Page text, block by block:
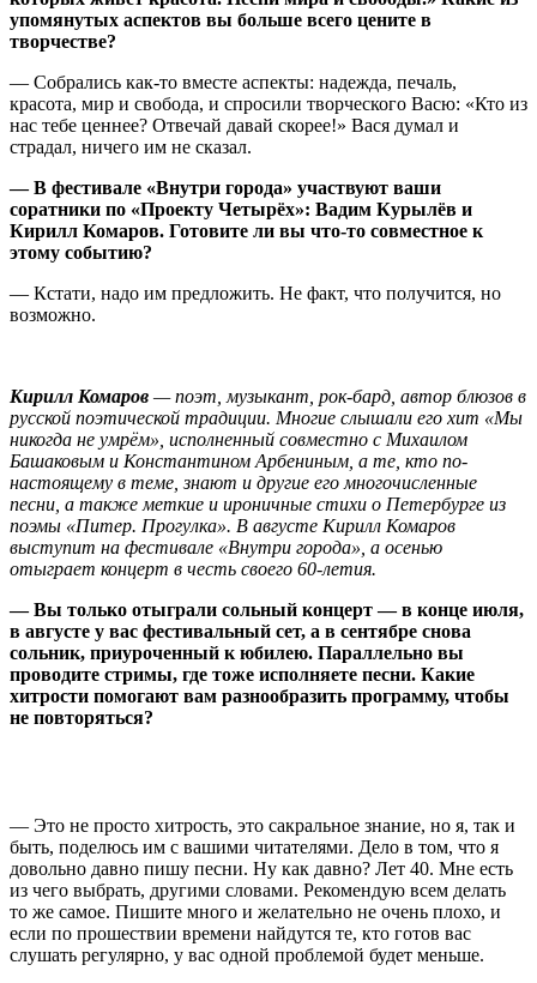
упомянутых аспектов вы больше всего цените в
творчестве?
— Собрались как-то вместе аспекты: надежда, печаль,
красота, мир и свобода, и спросили творческого Васю: «Кто из
нас тебе ценнее? Отвечай давай скорее!» Вася думал и
страдал, ничего им не сказал.
— В фестивале «Внутри города» участвуют ваши
соратники по «Проекту Четырёх»: Вадим Курылёв и
Кирилл Комаров. Готовите ли вы что-то совместное к
этому событию?
— Кстати, надо им предложить. Не факт, что получится, но
возможно.
Кирилл Комаров — поэт, музыкант, рок-бард, автор блюзов в
русской поэтической традиции. Многие слышали его хит «Мы
никогда не умрём», исполненный совместно с Михаилом
Башаковым и Константином Арбениным, а те, кто по-
настоящему в теме, знают и другие его многочисленные
песни, а также меткие и ироничные стихи о Петербурге из
поэмы «Питер. Прогулка». В августе Кирилл Комаров
выступит на фестивале «Внутри города», а осенью
отыграет концерт в честь своего 60-летия.
— Вы только отыграли сольный концерт — в конце июля,
в августе у вас фестивальный сет, а в сентябре снова
сольник, приуроченный к юбилею. Параллельно вы
проводите стримы, где тоже исполняете песни. Какие
хитрости помогают вам разнообразить программу, чтобы
не повторяться?
— Это не просто хитрость, это сакральное знание, но я, так и
быть, поделюсь им с вашими читателями. Дело в том, что я
довольно давно пишу песни. Ну как давно? Лет 40. Мне есть
из чего выбрать, другими словами. Рекомендую всем делать
то же самое. Пишите много и желательно не очень плохо, и
если по прошествии времени найдутся те, кто готов вас
слушать регулярно, у вас одной проблемой будет меньше.